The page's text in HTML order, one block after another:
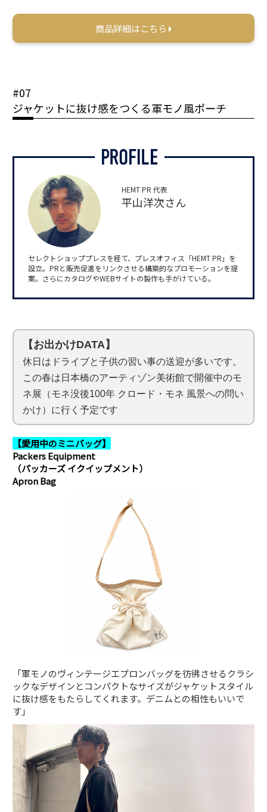
商品詳細はこちら
#07
ジャケットに抜け感をつくる軍モノ風ポーチ
HEMT PR 代表
平山洋次さん
セレクトショッププレスを経て、プレスオフィス「HEMT PR」を
設立。PRと販売促進をリンクさせる構築的なプロモーションを提
案。さらにカタログやWEBサイトの製作も手がけている。
【お出かけDATA】
休日はドライブと子供の習い事の送迎が多いです。
この春は日本橋のアーティゾン美術館で開催中のモ
ネ展（モネ没後100年 クロード・モネ 風景への問い
かけ）に行く予定です
【愛用中のミニバッグ】
Packers Equipment
（パッカーズ イクイップメント）
Apron Bag
「軍モノのヴィンテージエプロンバッグを彷彿させるクラシ
ックなデザインとコンパクトなサイズがジャケットスタイル
に抜け感をもたらしてくれます。デニムとの相性もいいで
す」